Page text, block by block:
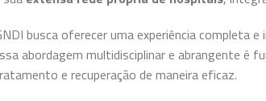
busca oferecer uma experiência completa
abordagem multidisciplinar e abrangente é
e recuperação de maneira eficaz.